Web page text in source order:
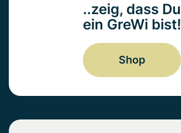
..zeig, dass Du
ein GreWi bist!
Shop